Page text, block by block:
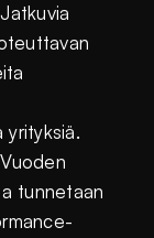
yrityksiä.
tunnetaan